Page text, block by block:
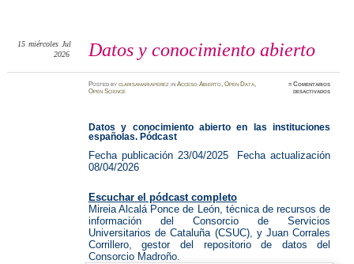
Datos y conocimiento abierto
15 miércoles Jul
2026
Postedbyclarisamariaperez inAcceso Abierto,Open Data,
Open Science
≈Comentarios
desactivadosen
Datos y conocimiento abierto en las instituciones
españolas. Pódcast
Fecha publicación 23/04/2025
Fecha actualización
08/04/2026
Escuchar el pódcast completo
Mireia Alcalá Ponce de León, técnica de recursos de
información del Consorcio de Servicios
Universitarios de Cataluña (CSUC), y Juan Corrales
Corrillero, gestor del repositorio de datos del
Consorcio Madroño.